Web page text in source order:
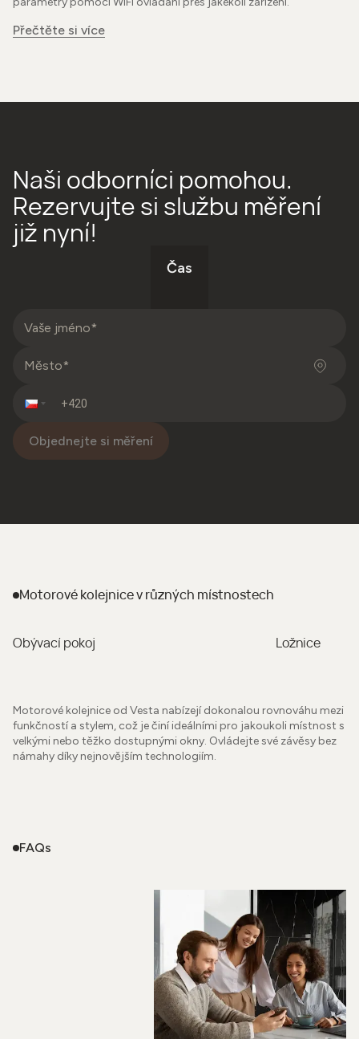
Přečtěte si více
Objednejte si měření
Čas
Naši odborníci pomohou.
Rezervujte si službu měření
již nyní!
Motorové kolejnicev různých místnostech
Obývací pokoj Ložnice
Motorové kolejnice od Vesta nabízejí dokonalou rovnováhu mezi
funkčností a stylem, což je činí ideálními pro jakoukoli místnost s
velkými nebo těžko dostupnými okny. Ovládejte své závěsy bez
námahy díky nejnovějším technologiím.
FAQs